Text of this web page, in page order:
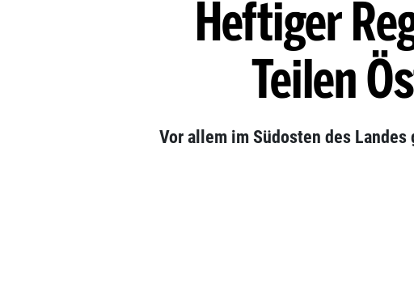
Heftiger
Teilen
Vor allem im Südosten des